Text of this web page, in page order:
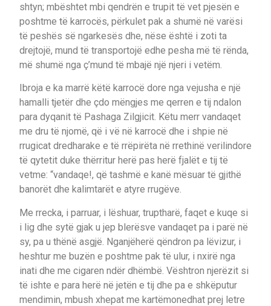
shtyn; mbështet mbi qendrën e trupit të vet pjesën e
poshtme të karrocës, përkulet pak a shumë në varësi
të peshës së ngarkesës dhe, nëse është i zoti ta
drejtojë, mund të transportojë edhe pesha më të rënda,
më shumë nga ç’mund të mbajë një njeri i vetëm.
Ibroja e ka marrë këtë karrocë dore nga vejusha e një
hamalli tjetër dhe çdo mëngjes me qerren e tij ndalon
para dyqanit të Pashaga Zilgjicit. Këtu merr vandaqet
me dru të njomë, që i vë në karrocë dhe i shpie në
rrugicat dredharake e të rrëpirëta në rrethinë verilindore
të qytetit duke thërritur herë pas herë fjalët e tij të
vetme: “vandaqe!, që tashmë e kanë mësuar të gjithë
banorët dhe kalimtarët e atyre rrugëve.
Me rrecka, i parruar, i lëshuar, truptharë, faqet e kuqe si
i lig dhe sytë gjak u jep blerësve vandaqet pa i parë në
sy, pa u thënë asgjë. Nganjëherë qëndron pa lëvizur, i
heshtur me buzën e poshtme pak të ulur, i nxirë nga
inati dhe me cigaren ndër dhëmbë. Vështron njerëzit si
të ishte e para herë në jetën e tij dhe pa e shkëputur
mendimin, mbush xhepat me kartëmonedhat prej letre